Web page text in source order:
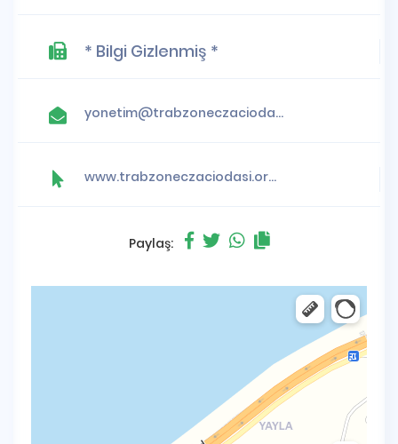
* Bilgi Gizlenmiş *
yonetim@trabzoneczaciodasi.org.tr
www.trabzoneczaciodasi.org.tr
Paylaş: